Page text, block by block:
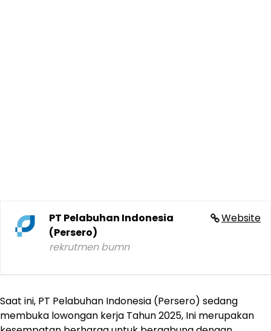
Website
PT Pelabuhan Indonesia
(Persero)
rekrutmen bumn
Saat ini, PT Pelabuhan Indonesia (Persero) sedang
membuka lowongan kerja Tahun 2025, Ini merupakan